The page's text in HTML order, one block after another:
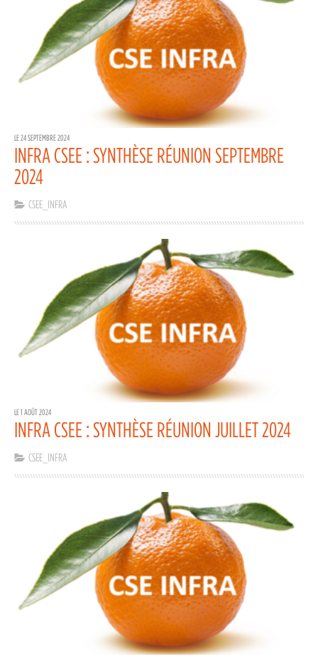
LE 24 SEPTEMBRE 2024
INFRA CSEE : SYNTHÈSE RÉUNION SEPTEMBRE
2024
CSEE_INFRA
LE 1 AOÛT 2024
INFRA CSEE : SYNTHÈSE RÉUNION JUILLET 2024
CSEE_INFRA